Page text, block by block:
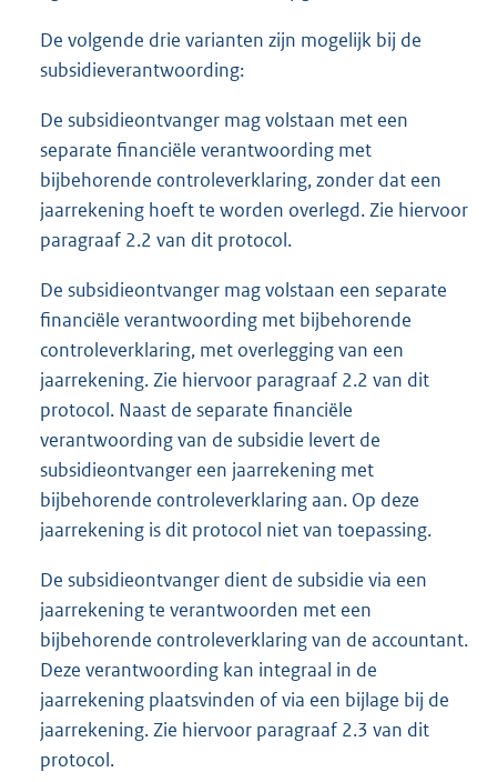
De volgende drie varianten zijn mogelijk bij de
subsidieverantwoording:
De subsidieontvanger mag volstaan met een
separate financiële verantwoording met
bijbehorende controleverklaring, zonder dat een
jaarrekening hoeft te worden overlegd. Zie hiervoor
paragraaf 2.2 van dit protocol.
De subsidieontvanger mag volstaan een separate
financiële verantwoording met bijbehorende
controleverklaring, met overlegging van een
jaarrekening. Zie hiervoor paragraaf 2.2 van dit
protocol. Naast de separate financiële
verantwoording van de subsidie levert de
subsidieontvanger een jaarrekening met
bijbehorende controleverklaring aan. Op deze
jaarrekening is dit protocol niet van toepassing.
De subsidieontvanger dient de subsidie via een
jaarrekening te verantwoorden met een
bijbehorende controleverklaring van de accountant.
Deze verantwoording kan integraal in de
jaarrekening plaatsvinden of via een bijlage bij de
jaarrekening. Zie hiervoor paragraaf 2.3 van dit
protocol.